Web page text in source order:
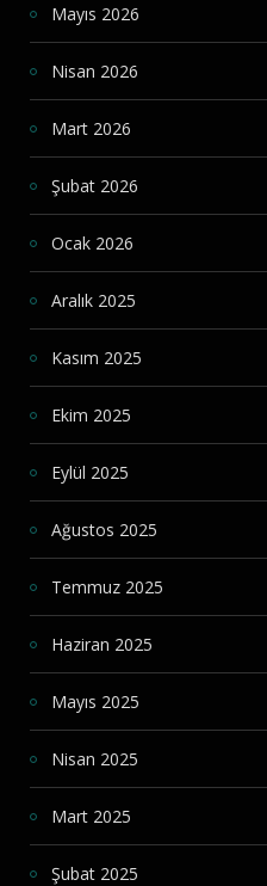
Mayıs 2026
Nisan 2026
Mart 2026
Şubat 2026
Ocak 2026
Aralık 2025
Kasım 2025
Ekim 2025
Eylül 2025
Ağustos 2025
Temmuz 2025
Haziran 2025
Mayıs 2025
Nisan 2025
Mart 2025
Şubat 2025